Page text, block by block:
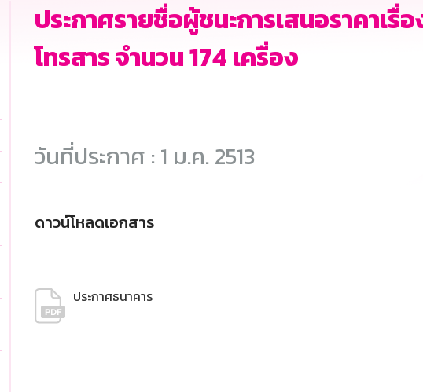
ประกาศรายชื่อผู้ชนะการเสนอราคาเรื่
โทรสาร จำนวน 174 เครื่อง
วันที่ประกาศ : 1 ม.ค. 2513
ดาวน์โหลดเอกสาร
ประกาศธนาคาร